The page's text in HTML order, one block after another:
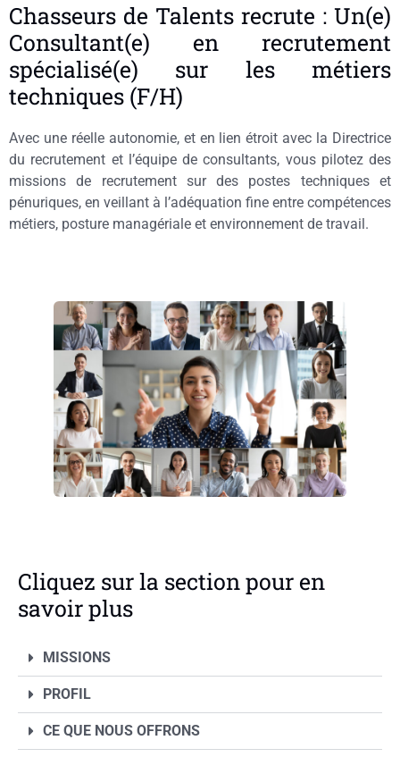
Chasseurs de Talents recrute : Un(e)
Consultant(e) en recrutement
spécialisé(e) sur les métiers
techniques (F/H)
Avec une réelle autonomie, et en lien étroit avec la Directrice
du recrutement et l’équipe de consultants, vous pilotez des
missions de recrutement sur des postes techniques et
pénuriques, en veillant à l’adéquation fine entre compétences
métiers, posture managériale et environnement de travail.
Cliquez sur la section pour en
savoir plus
MISSIONS
PROFIL
CE QUE NOUS OFFRONS